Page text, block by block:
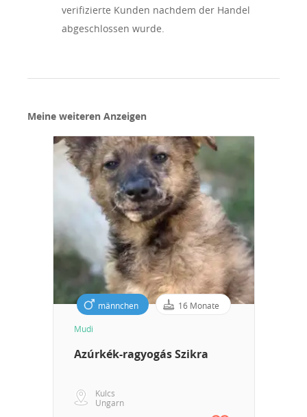
hurry to sell our puppies, causing some argument, but
the experiences and the feedback shows us that the
verifizierte Kunden nachdem der Handel
abgeschlossen wurde.
Meine weiteren Anzeigen
männchen 16 Monate
Mudi
Azúrkék-ragyogás Szikra
Kulcs
Ungarn